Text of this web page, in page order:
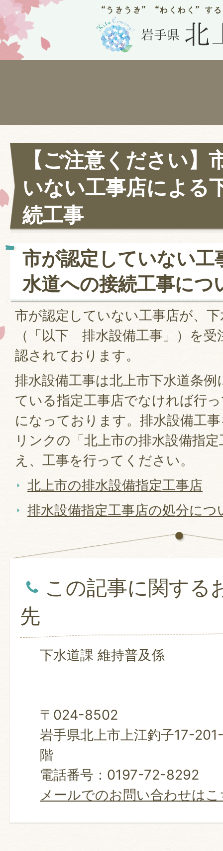
【ご注意ください】
いない工事店による
続工事
市が認定していない工
水道への接続工事につ
市が認定していない工事店が、
（「以下 排水設備工事」）を
認されております。
排水設備工事は北上市下水道条
ている指定工事店でなければ行
になっております。排水設備工
リンクの「北上市の排水設備指
え、工事を行ってください。
北上市の排水設備指定工事店
排水設備指定工事店の処分につ
この記事に関する
先
下水道課 維持普及係
〒024-8502
岩手県北上市上江釣子17-
階
電話番号：0197-72-8292
メールでのお問い合わせは